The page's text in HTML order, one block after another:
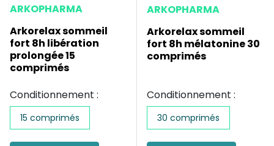
ARKOPHARMA
Arkorelax sommeil
fort 8h libération
prolongée 15
comprimés
Conditionnement :
15 comprimés
ARKOPHARMA
Arkorelax sommeil
fort 8h mélatonine 30
comprimés
Conditionnement :
30 comprimés